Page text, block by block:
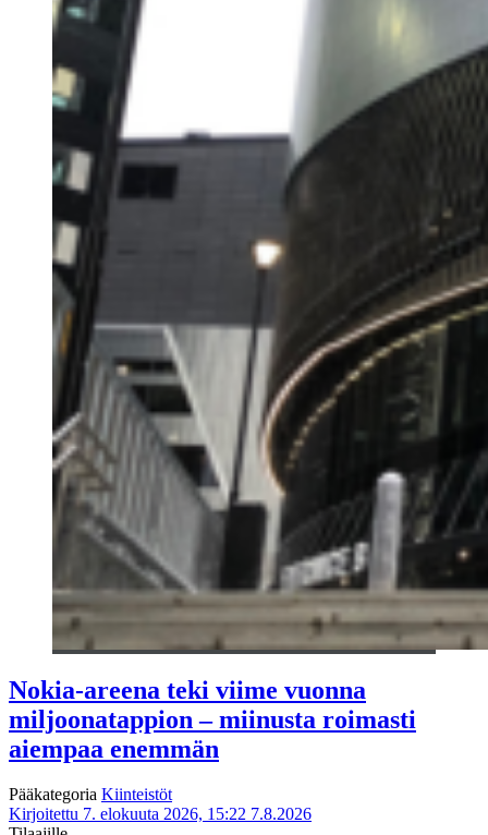
Nokia-areena teki viime vuonna
miljoonatappion – miinusta roimasti
aiempaa enemmän
Pääkategoria Kiinteistöt
Kirjoitettu 7. elokuuta 2026, 15:22 7.8.2026